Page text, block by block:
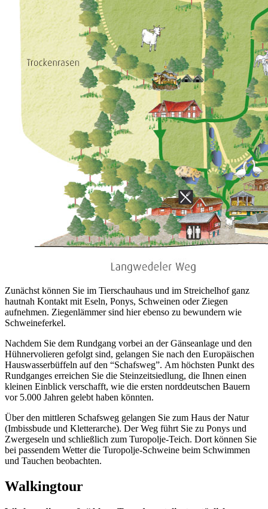
Zunächst können Sie im Tierschauhaus und im Streichelhof ganz
hautnah Kontakt mit Eseln, Ponys, Schweinen oder Ziegen
aufnehmen. Ziegenlämmer sind hier ebenso zu bewundern wie
Schweineferkel.
Nachdem Sie dem Rundgang vorbei an der Gänseanlage und den
Hühnervolieren gefolgt sind, gelangen Sie nach den Europäischen
Hauswasserbüffeln auf den “Schafsweg”. Am höchsten Punkt des
Rundganges erreichen Sie die Steinzeitsiedlung, die Ihnen einen
kleinen Einblick verschafft, wie die ersten norddeutschen Bauern
vor 5.000 Jahren gelebt haben könnten.
Über den mittleren Schafsweg gelangen Sie zum Haus der Natur
(Imbissbude und Kletterarche). Der Weg führt Sie zu Ponys und
Zwergeseln und schließlich zum Turopolje-Teich. Dort können Sie
bei passendem Wetter die Turopolje-Schweine beim Schwimmen
und Tauchen beobachten.
Walkingtour